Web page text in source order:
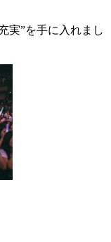
実”を手に入れまし